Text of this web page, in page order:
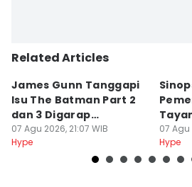
Related Articles
James Gunn Tanggapi
Isu The Batman Part 2
dan 3 Digarap
Bersamaan
07 Agu 2026, 21:07 WIB
Hype
and
07 Agu
Hype